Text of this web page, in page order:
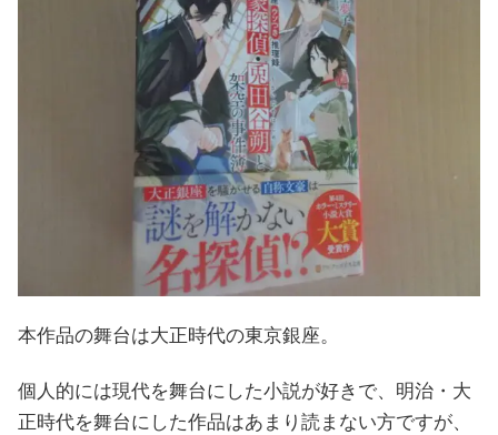
本作品の舞台は大正時代の東京銀座。
個人的には現代を舞台にした小説が好きで、明治・大
正時代を舞台にした作品はあまり読まない方ですが、